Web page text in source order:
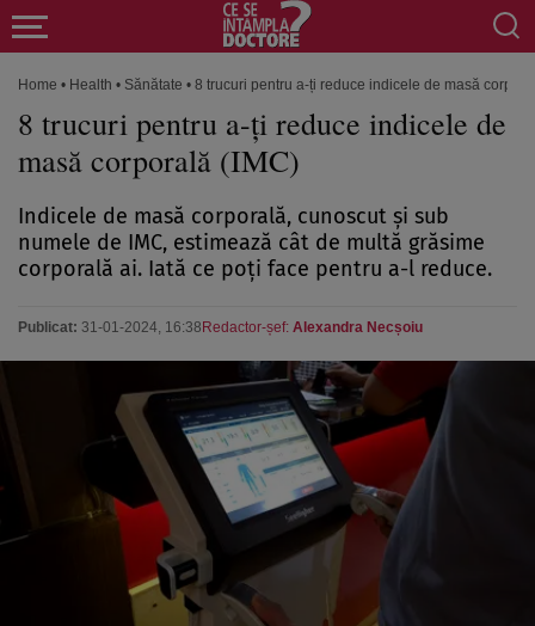
Home • Health • Sănătate • 8 trucuri pentru a-ți reduce indicele de masă
8 trucuri pentru a-ți reduce indicele de
masă corporală (IMC)
Indicele de masă corporală, cunoscut și sub
numele de IMC, estimează cât de multă grăsime
corporală ai. Iată ce poți face pentru a-l reduce.
Publicat: 31-01-2024, 16:38 Redactor-șef: Alexandra Necșoiu